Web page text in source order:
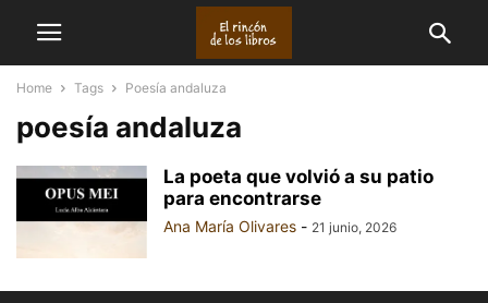
Home Tags Poesía andaluza
poesía andaluza
La poeta que volvió a su patio
para encontrarse
Ana María Olivares - 21 junio, 2026